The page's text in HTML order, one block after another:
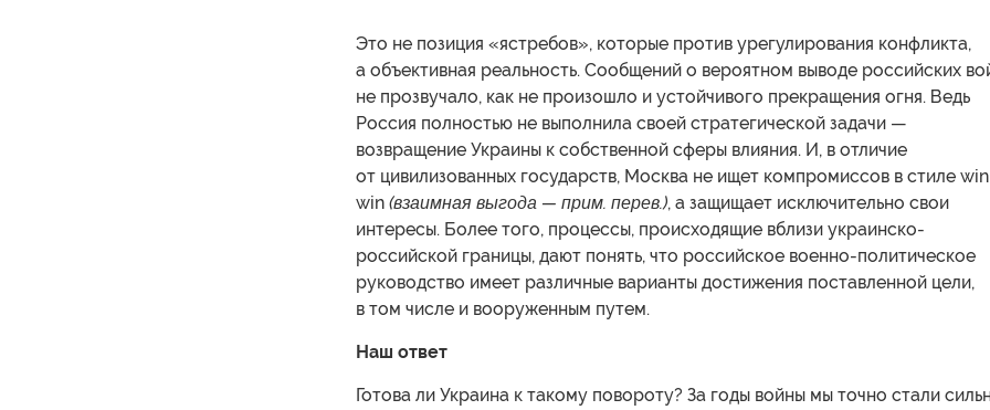
Это не позиция «ястребов», которые против урегулирования конфликта,
а объективная реальность. Сообщений о вероятном выводе российских
не прозвучало, как не произошло и устойчивого прекращения огня. Ведь
Россия полностью не выполнила своей стратегической задачи —
возвращение Украины к собственной сферы влияния. И, в отличие
от цивилизованных государств, Москва не ищет компромиссов в стиле
win (взаимная выгода — прим. перев.), а защищает исключительно свои
интересы. Более того, процессы, происходящие вблизи украинско-
российской границы, дают понять, что российское военно-политическое
руководство имеет различные варианты достижения поставленной цели,
в том числе и вооруженным путем.
Наш ответ
Готова ли Украина к такому повороту? За годы войны мы точно стали